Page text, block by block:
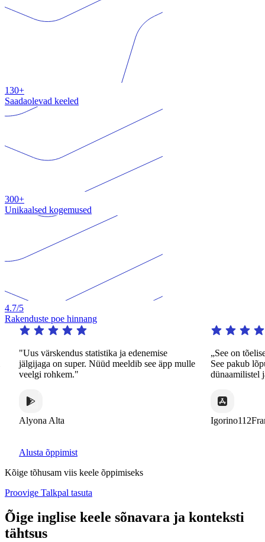
130+
Saadaolevad keeled
300+
Unikaalsed kogemused
4.7/5
Rakenduste poe hinnang
"Uus värskendus statistika ja edenemise
jälgijaga on super. Nüüd meeldib see äpp mulle
veelgi rohkem."
Alyona Alta
„See on tõeliselt
See pakub
dünaamilistel ja
Igorino112France
Alusta õppimist
Kõige tõhusam viis keele õppimiseks
Proovige Talkpal tasuta
Õige inglise keele sõnavara ja konteksti
tähtsus